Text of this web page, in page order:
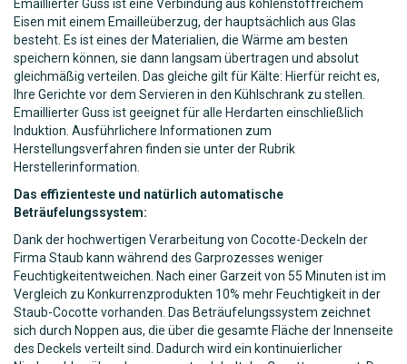
Emaillierter Guss ist eine Verbindung aus kohlenstoffreichem
Eisen mit einem Emailleüberzug, der hauptsächlich aus Glas
besteht. Es ist eines der Materialien, die Wärme am besten
speichern können, sie dann langsam übertragen und absolut
gleichmäßig verteilen. Das gleiche gilt für Kälte: Hierfür reicht es,
Ihre Gerichte vor dem Servieren in den Kühlschrank zu stellen.
Emaillierter Guss ist geeignet für alle Herdarten einschließlich
Induktion. Ausführlichere Informationen zum
Herstellungsverfahren finden sie unter der Rubrik
Herstellerinformation.
Das effizienteste und natürlich automatische
Beträufelungssystem:
Dank der hochwertigen Verarbeitung von Cocotte-Deckeln der
Firma Staub kann während des Garprozesses weniger
Feuchtigkeitentweichen. Nach einer Garzeit von 55 Minuten ist im
Vergleich zu Konkurrenzprodukten 10% mehr Feuchtigkeit in der
Staub-Cocotte vorhanden. Das Beträufelungssystem zeichnet
sich durch Noppen aus, die über die gesamte Fläche der Innenseite
des Deckels verteilt sind. Dadurch wird ein kontinuierlicher